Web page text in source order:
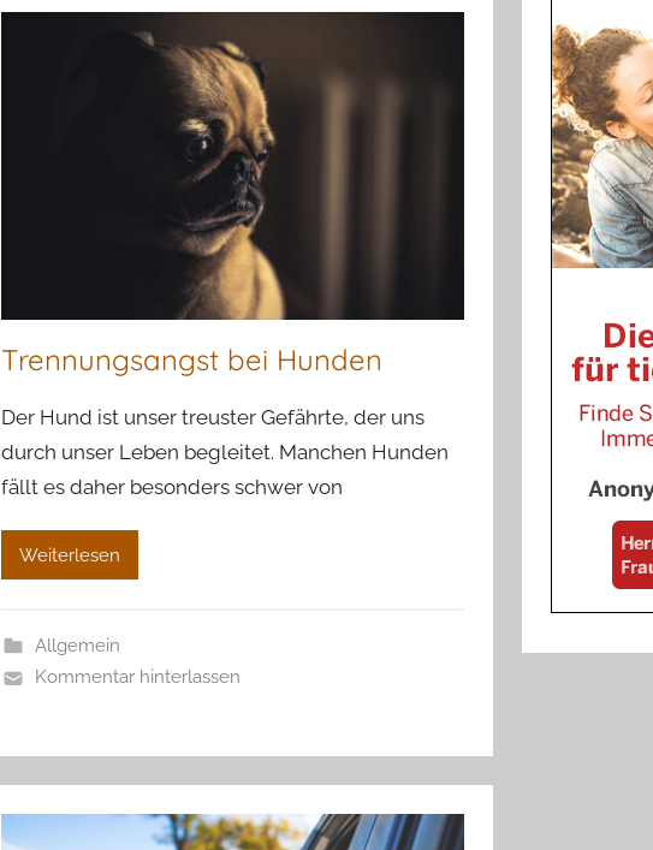
Trennungsangst bei Hunden
Der Hund ist unser treuster Gefährte, der uns
durch unser Leben begleitet. Manchen Hunden
fällt es daher besonders schwer von
Weiterlesen
Allgemein
Kommentar hinterlassen